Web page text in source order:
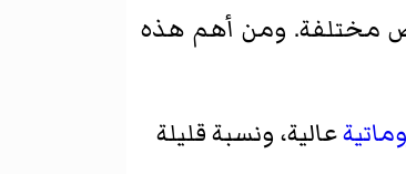
مختلفة. ومن أهم هذه
عالية، ونسبة قليلة